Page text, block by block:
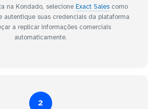
na Kondado, selecione Exact Sales como
autentique suas credenciais da plataforma
a replicar informações comerciais
automaticamente.
2